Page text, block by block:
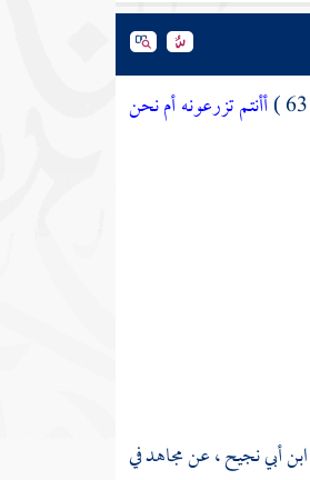
أأنتم تزرعونه أم نحن
ابن أبي نجيح، عنمجاهدفي